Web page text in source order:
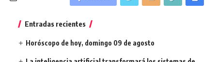
Entradas recientes
Horóscopo de hoy, domingo 09 de agosto